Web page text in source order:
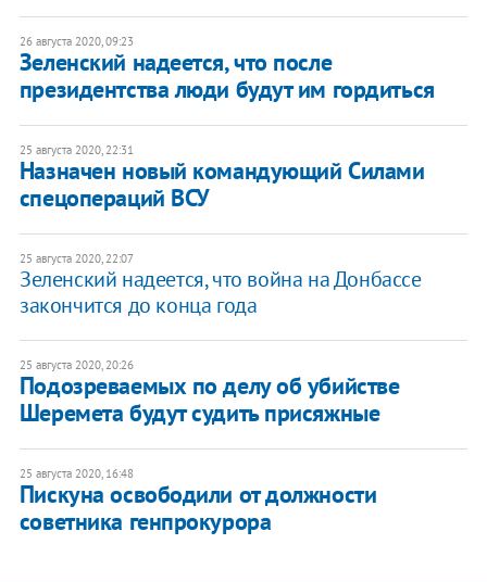
26 августа 2020, 09:23
Зеленский надеется, что после
президентства люди будут им гордиться
25 августа 2020, 22:31
Назначен новый командующий Силами
спецопераций ВСУ
25 августа 2020, 22:07
Зеленский надеется, что война на Донбассе
закончится до конца года
25 августа 2020, 20:26
Подозреваемых по делу об убийстве
Шеремета будут судить присяжные
25 августа 2020, 16:48
Пискуна освободили от должности
советника генпрокурора